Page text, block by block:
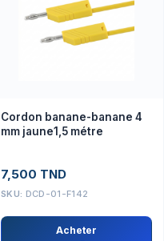
Cordon banane-banane 4
mm jaune1,5 métre
7,500 TND
SKU: DCD-01-F142
Acheter